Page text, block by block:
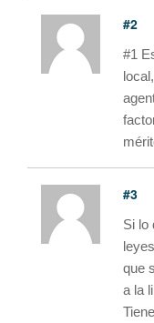
#2
#1
#3
Si lo
que
a la